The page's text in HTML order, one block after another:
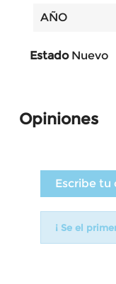
AÑO
Estado Nuevo
Opiniones
Escribe tu
¡ Se el